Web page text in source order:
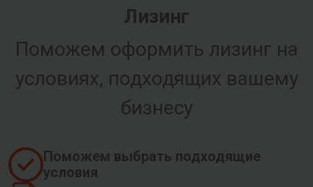
Лизинг
Поможем оформить лизинг на
условиях, подходящих вашему
бизнесу
Поможем выбрать подходящие
условия